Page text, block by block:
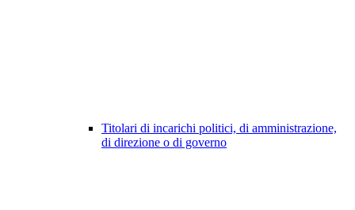
Titolari di incarichi politici, di amministrazione,
di direzione o di governo